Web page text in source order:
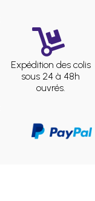
Expédition des colis
sous 24 à 48h
ouvrés.